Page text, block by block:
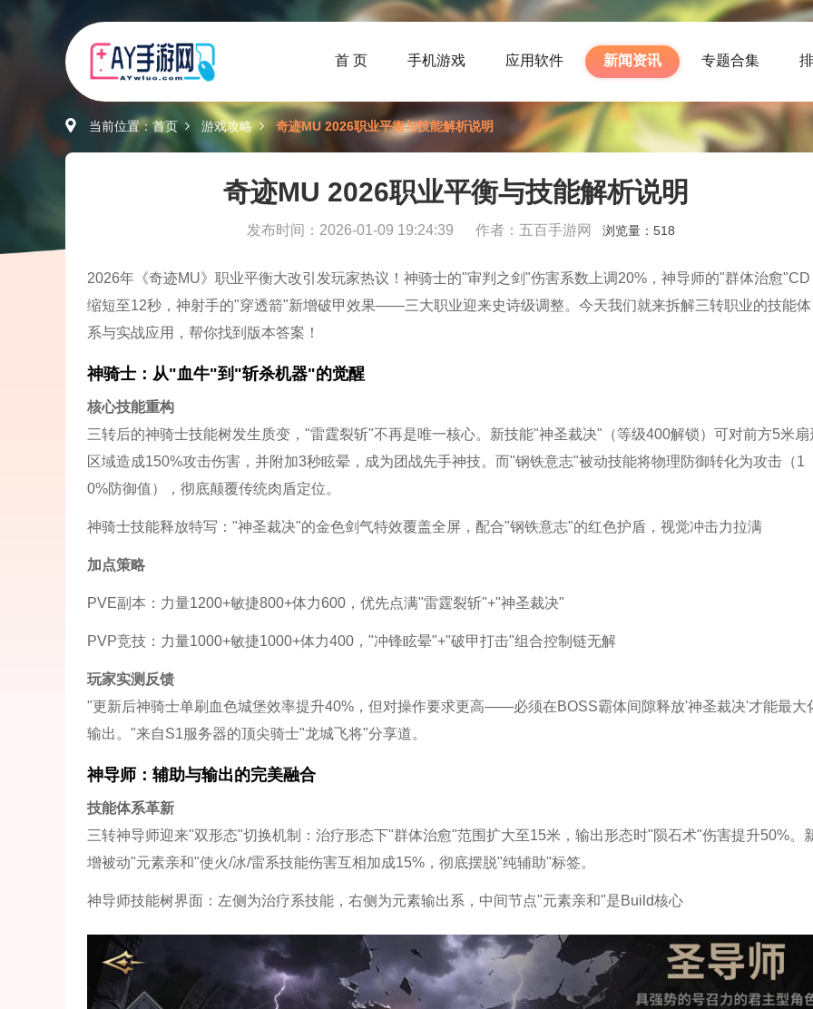
首 页 手机游戏 应用软件 新闻资讯 专题合集
当前位置：首页 游戏攻略 奇迹MU 2026职业平衡与技能解析说明
奇迹MU 2026职业平衡与技能解析说明
发布时间：2026-01-09 19:24:39 作者：五百手游网 浏览量： 518
2026年《奇迹MU》职业平衡大改引发玩家热议！神骑士的"审判之剑"伤害系数上调20%，神导师的"群体治愈"CD
缩短至12秒，神射手的"穿透箭"新增破甲效果——三大职业迎来史诗级调整。今天我们就来拆解三转职业的技能体
系与实战应用，帮你找到版本答案！
神骑士：从"血牛"到"斩杀机器"的觉醒
核心技能重构
三转后的神骑士技能树发生质变，"雷霆裂斩"不再是唯一核心。新技能"神圣裁决"（等级400解锁）可对前方5米扇
区域造成150%攻击伤害，并附加3秒眩晕，成为团战先手神技。而"钢铁意志"被动技能将物理防御转化为攻击（1
0%防御值），彻底颠覆传统肉盾定位。
神骑士技能释放特写："神圣裁决"的金色剑气特效覆盖全屏，配合"钢铁意志"的红色护盾，视觉冲击力拉满
加点策略
PVE副本：力量1200+敏捷800+体力600，优先点满"雷霆裂斩"+"神圣裁决"
PVP竞技：力量1000+敏捷1000+体力400，"冲锋眩晕"+"破甲打击"组合控制链无解
玩家实测反馈
"更新后神骑士单刷血色城堡效率提升40%，但对操作要求更高——必须在BOSS霸体间隙释放'神圣裁决'才能最大
输出。"来自S1服务器的顶尖骑士"龙城飞将"分享道。
神导师：辅助与输出的完美融合
技能体系革新
三转神导师迎来"双形态"切换机制：治疗形态下"群体治愈"范围扩大至15米，输出形态时"陨石术"伤害提升50%。
增被动"元素亲和"使火/冰/雷系技能伤害互相加成15%，彻底摆脱"纯辅助"标签。
神导师技能树界面：左侧为治疗系技能，右侧为元素输出系，中间节点"元素亲和"是Build核心